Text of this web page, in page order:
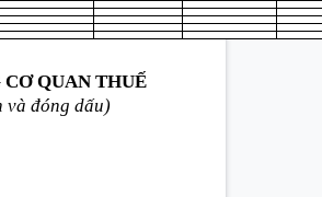
QUAN THUẾ
và đóng dấu)